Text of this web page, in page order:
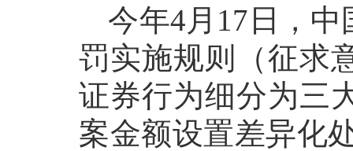
今年4月17日，
罚实施规则（征求
证券行为细分为三
案金额设置差异化